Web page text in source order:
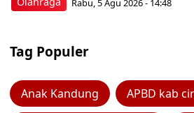
Tag Populer
Anak Kandung APBD kab